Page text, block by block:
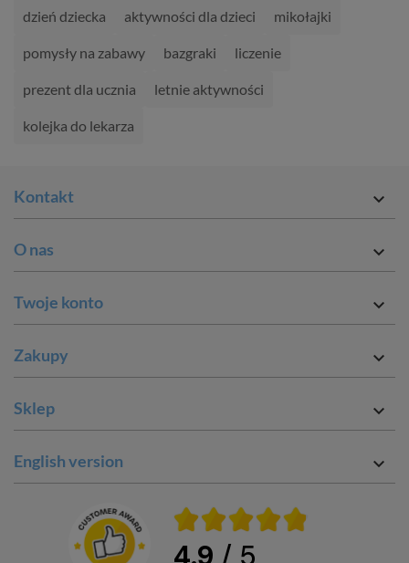
dzień dziecka aktywności dla dzieci mikołajki
pomysły na zabawy bazgraki liczenie
prezent dla ucznia letnie aktywności
kolejka do lekarza
Kontakt 
O nas 
Twoje konto 
Zakupy 
Sklep 
English version 